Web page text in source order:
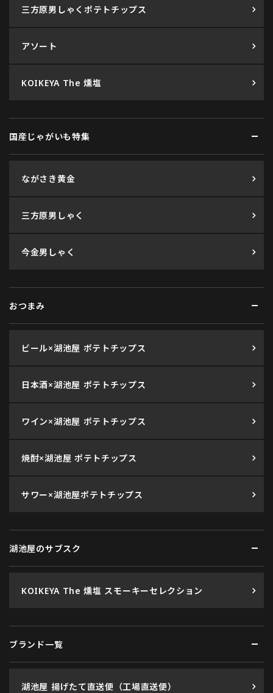
三方原男しゃくポテトチップス
アソート
KOIKEYA The 燻塩
国産じゃがいも特集
ながさき黄金
三方原男しゃく
今金男しゃく
おつまみ
ビール×湖池屋 ポテトチップス
日本酒×湖池屋 ポテトチップス
ワイン×湖池屋 ポテトチップス
焼酎×湖池屋 ポテトチップス
サワー×湖池屋ポテトチップス
湖池屋のサブスク
KOIKEYA The 燻塩 スモーキーセレクション
ブランド一覧
湖池屋 揚げたて直送便（工場直送便）